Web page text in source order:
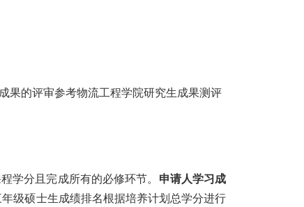
果的评审参考物流工程学院研究生成果测评
学分且完成所有的必修环节。 申请人学习成
级硕士生成绩排名根据培养计划总学分进行